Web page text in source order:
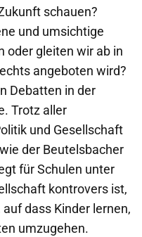
schauen?
und umsichtige
oder gleiten wir ab in
angeboten wird?
Debatten in der
Trotz aller
und Gesellschaft
der Beutelsbacher
für Schulen unter
kontrovers ist,
dass Kinder lernen,
umzugehen.